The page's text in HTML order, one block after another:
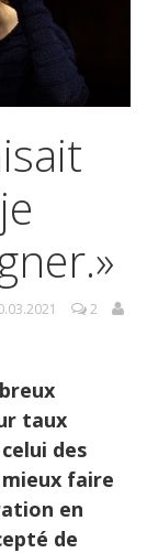
2
taux
des
faire
en
de